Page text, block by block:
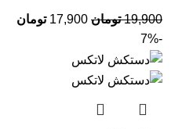
19,900 تومان 17,900 تومان
-7%